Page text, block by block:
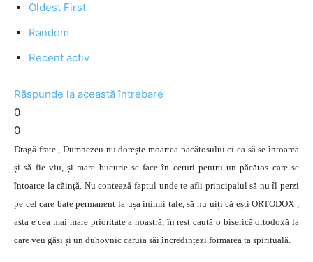
Oldest First
Random
Recent activ
Răspunde la această întrebare
0
0
Dragă frate , Dumnezeu nu dorește moartea păcătosului ci ca să se întoarcă
și să fie viu, și mare bucurie se face în ceruri pentru un păcătos care se
întoarce la căință. Nu contează faptul unde te afli principalul să nu îl perzi
pe cel care bate permanent la ușa inimii tale, să nu uiți că ești ORTODOX ,
asta e cea mai mare prioritate a noastră, în rest caută o biserică ortodoxă la
care veu găsi și un duhovnic căruia săi încredințezi formarea ta spirituală.